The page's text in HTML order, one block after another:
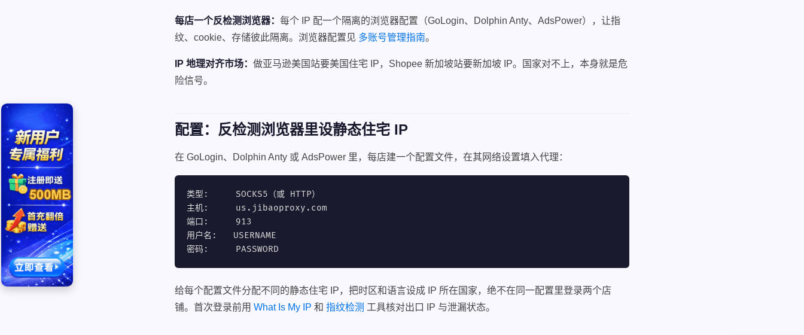
每店一个反检测浏览器： 每个 IP 配一个隔离的浏览器配置（GoLogin、Dolphin Anty、AdsPower），让指
纹、cookie、存储彼此隔离。浏览器配置见 多账号管理指南。
IP 地理对齐市场： 做亚马逊美国站要美国住宅 IP，Shopee 新加坡站要新加坡 IP。国家对不上，本身就是危
险信号。
配置：反检测浏览器里设静态住宅 IP
在 GoLogin、Dolphin Anty 或 AdsPower 里，每店建一个配置文件，在其网络设置填入代理：
类型:     SOCKS5（或 HTTP）
主机:     us.jibaoproxy.com
端口:     913
用户名:   USERNAME
密码:     PASSWORD
给每个配置文件分配不同的静态住宅 IP，把时区和语言设成 IP 所在国家，绝不在同一配置里登录两个店
铺。首次登录前用 What Is My IP 和 指纹检测 工具核对出口 IP 与泄漏状态。